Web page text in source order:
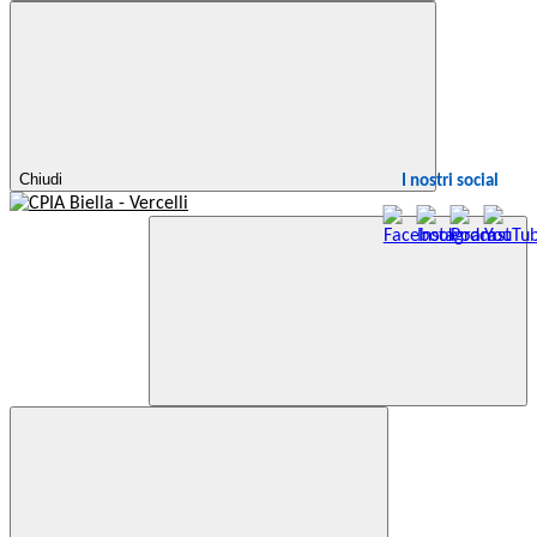
Chiudi I nostri social